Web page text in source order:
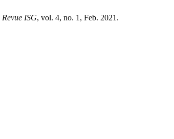
Revue ISG, vol. 4, no. 1, Feb. 2021.